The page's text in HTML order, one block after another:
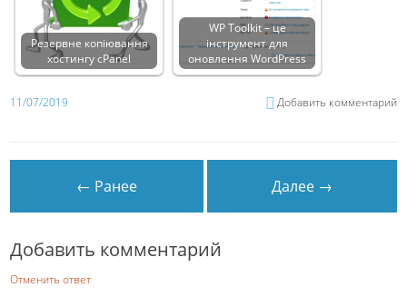
Резервне копіювання
хостингу cPanel
WP Toolkit – це
інструмент для
оновлення WordPress
11/07/2019 Добавить комментарий
← Ранее Далее →
Добавить комментарий
Отменить ответ